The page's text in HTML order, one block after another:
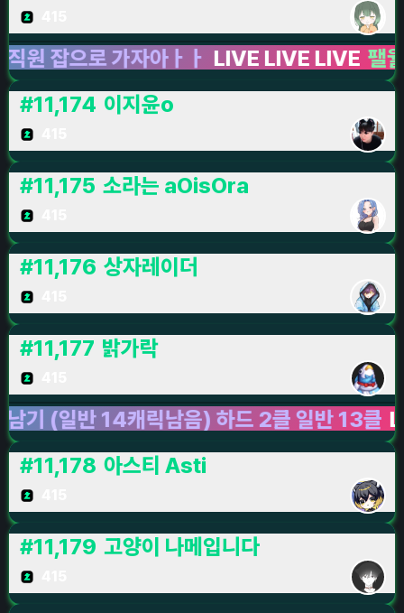
로 가자아ㅏㅏ LIVE LIVE LIVE 팰월드
#11,174 이지윤o
#11,175 소라는 aOisOra
#11,176 상자레이더
#11,177 밝가락
반 14캐릭남음) 하드 2클 일반 13클 LIVE
#11,178 아스티 Asti
#11,179 고양이 나메입니다